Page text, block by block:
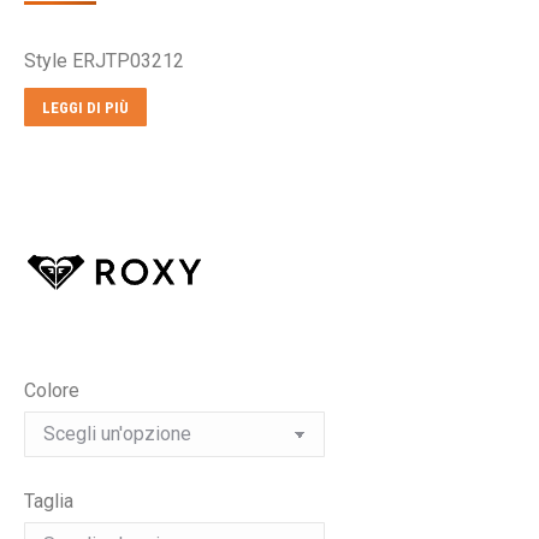
era:
€199,00.
è:
Style ERJTP03212
LEGGI DI PIÙ
Colore
Taglia